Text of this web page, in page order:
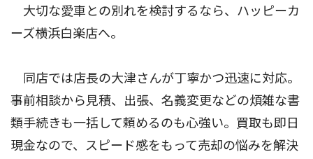
大切な愛車との別れを検討するなら、ハッピーカ
ーズ横浜白楽店へ。
同店では店長の大津さんが丁寧かつ迅速に対応。
事前相談から見積、出張、名義変更などの煩雑な書
類手続きも一括して頼めるのも心強い。買取も即日
現金なので、スピード感をもって売却の悩みを解決